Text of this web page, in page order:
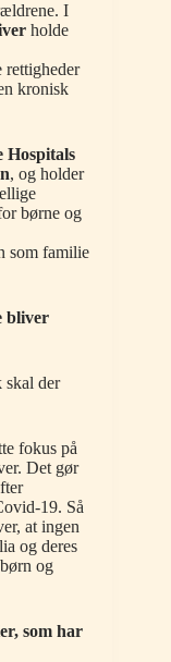
I
holde
rettigheder
kronisk
Hospitals
, og holder
børne og
som familie
bliver
skal der
fokus på
Det gør
19. Så
at ingen
og deres
og
som har